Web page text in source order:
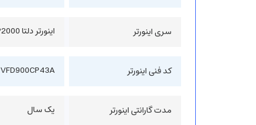
سری اینورتر اینورتر دلتا CP2000
کد فنی اینورتر VFD900CP43A
مدت گارانتی اینورتر یک سال